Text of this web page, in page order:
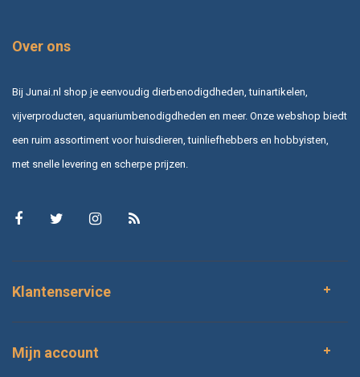
Over ons
Bij Junai.nl shop je eenvoudig dierbenodigdheden, tuinartikelen,
vijverproducten, aquariumbenodigdheden en meer. Onze webshop biedt
een ruim assortiment voor huisdieren, tuinliefhebbers en hobbyisten,
met snelle levering en scherpe prijzen.
Klantenservice
Mijn account